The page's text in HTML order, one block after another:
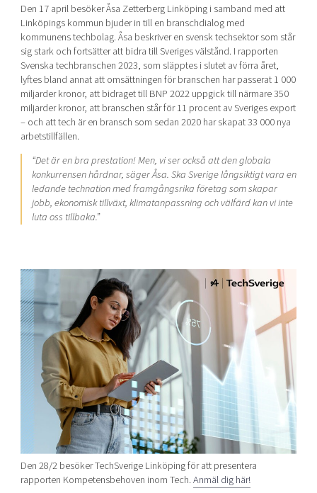
Den 17 april besöker Åsa Zetterberg Linköping i samband med att
Linköpings kommun bjuder in till en branschdialog med
kommunens techbolag. Åsa beskriver en svensk techsektor som står
sig stark och fortsätter att bidra till Sveriges välstånd. I rapporten
Svenska techbranschen 2023, som släpptes i slutet av förra året,
lyftes bland annat att omsättningen för branschen har passerat 1 000
miljarder kronor, att bidraget till BNP 2022 uppgick till närmare 350
miljarder kronor, att branschen står för 11 procent av Sveriges export
– och att tech är en bransch som sedan 2020 har skapat 33 000 nya
arbetstillfällen.
“Det är en bra prestation! Men, vi ser också att den globala
konkurrensen hårdnar, säger Åsa. Ska Sverige långsiktigt vara en
ledande technation med framgångsrika företag som skapar
jobb, ekonomisk tillväxt, klimatanpassning och välfärd kan vi inte
luta oss tillbaka.”
Den 28/2 besöker TechSverige Linköping för att presentera
rapporten Kompetensbehoven inom Tech.Anmäl dig här!